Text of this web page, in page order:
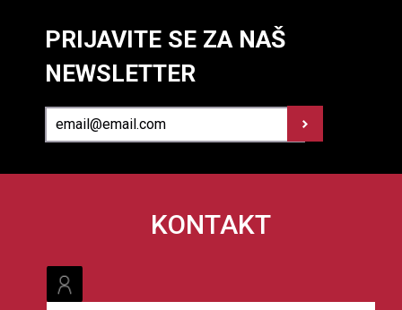
PRIJAVITE SE ZA NAŠ
NEWSLETTER
KONTAKT